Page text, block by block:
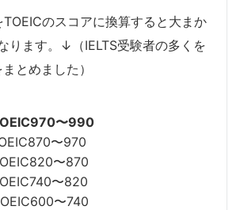
TOEICのスコアに換算すると大まか
ります。↓（IELTS受験者の多くを
とめました）
〜990
〜970
〜870
〜820
〜740